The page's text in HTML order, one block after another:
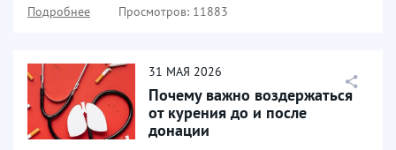
Подробнее Просмотров: 11883
31 МАЯ 2026
Почему важно воздержаться
от курения до и после
донации